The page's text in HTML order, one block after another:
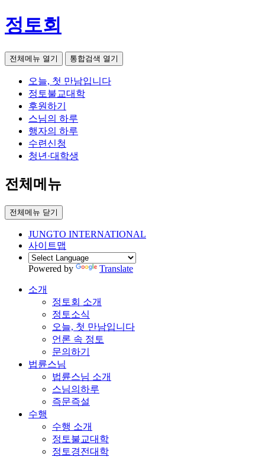
정토회
전체메뉴 열기 통합검색 열기
오늘, 첫 만남입니다
정토불교대학
후원하기
스님의 하루
행자의 하루
수련신청
청년·대학생
전체메뉴
전체메뉴 닫기
JUNGTO INTERNATIONAL
사이트맵
Powered by Translate
소개
정토회 소개
정토소식
오늘, 첫 만남입니다
언론 속 정토
문의하기
법륜스님
법륜스님 소개
스님의하루
즉문즉설
수행
수행 소개
정토불교대학
정토경전대학